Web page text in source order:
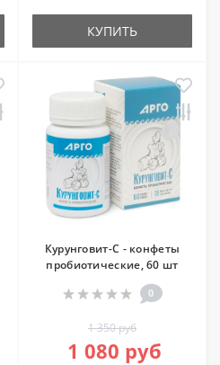
КУПИТЬ
Курунговит-С - конфеты
пробиотические, 60 шт
0
1 350 руб
1 080 руб